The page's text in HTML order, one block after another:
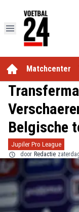
Matchcenter
Belgische
Jupiler Pro League
door Redactie